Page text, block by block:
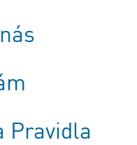
Pravidla